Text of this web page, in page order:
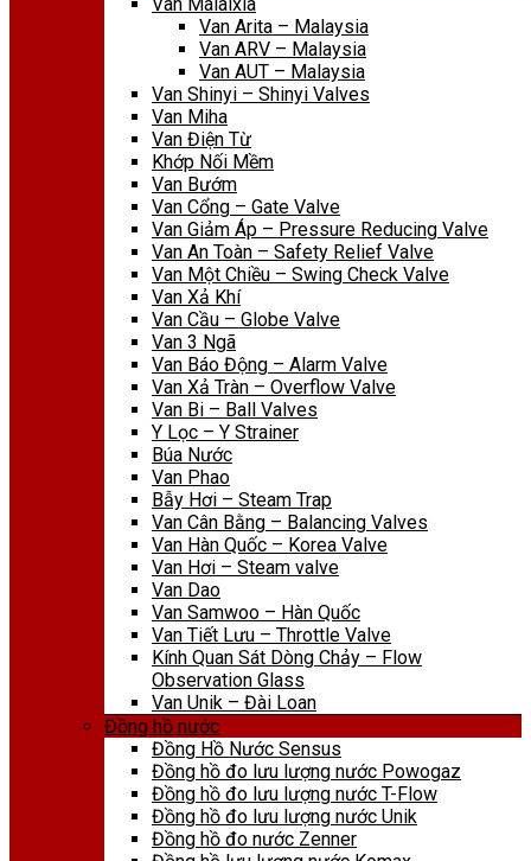
Van Arita – Malaysia
Van ARV – Malaysia
Van AUT – Malaysia
Van Shinyi – Shinyi Valves
Van Miha
Van Điện Từ
Khớp Nối Mềm
Van Bướm
Van Cổng – Gate Valve
Van Giảm Áp – Pressure Reducing Valve
Van An Toàn – Safety Relief Valve
Van Một Chiều – Swing Check Valve
Van Xả Khí
Van Cầu – Globe Valve
Van 3 Ngã
Van Báo Động – Alarm Valve
Van Xả Tràn – Overflow Valve
Van Bi – Ball Valves
Y Lọc – Y Strainer
Búa Nước
Van Phao
Bẫy Hơi – Steam Trap
Van Cân Bằng – Balancing Valves
Van Hàn Quốc – Korea Valve
Van Hơi – Steam valve
Van Dao
Van Samwoo – Hàn Quốc
Van Tiết Lưu – Throttle Valve
Kính Quan Sát Dòng Chảy – Flow
Observation Glass
Van Unik – Đài Loan
Đồng hồ nước
Đồng Hồ Nước Sensus
Đồng hồ đo lưu lượng nước Powogaz
Đồng hồ đo lưu lượng nước T-Flow
Đồng hồ đo lưu lượng nước Unik
Đồng hồ đo nước Zenner